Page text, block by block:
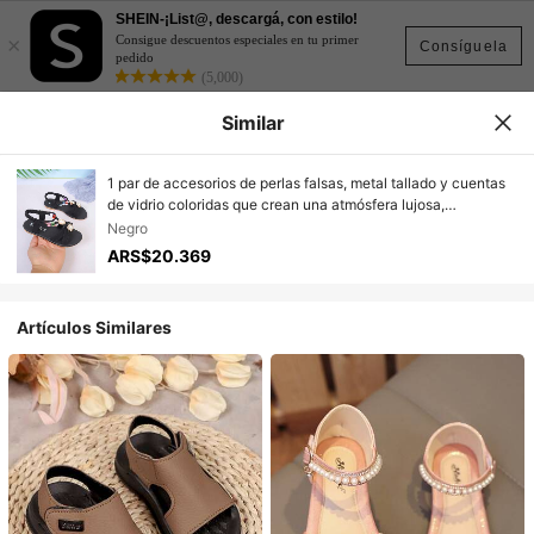
Consíguela
×
SHEIN-¡List@, descargá, con estilo!
Consigue descuentos especiales en tu primer
pedido
(5,000)
Similar
1 par de accesorios de perlas falsas, metal tallado y cuentas
de vidrio coloridas que crean una atmósfera lujosa,
adecuados para escenas casuales, sandalias planas para
niños
Negro
ARS$20.369
Artículos Similares